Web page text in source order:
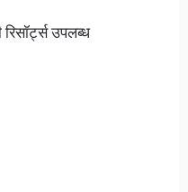
उपलब्ध